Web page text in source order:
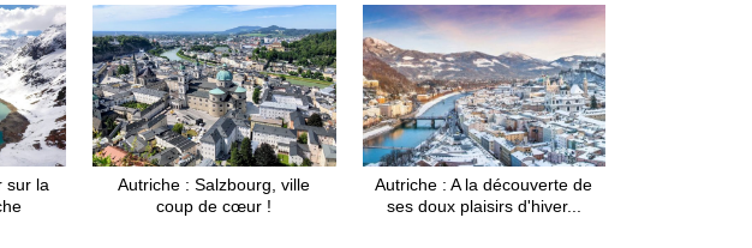
sur la
Autriche : Salzbourg, ville
coup de cœur !
Autriche : A la découverte de
ses doux plaisirs d'hiver...